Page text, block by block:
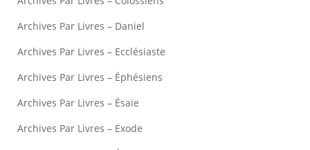
Archives Par Livres – Daniel
Archives Par Livres – Ecclésiaste
Archives Par Livres – Éphésiens
Archives Par Livres – Ésaïe
Archives Par Livres – Exode